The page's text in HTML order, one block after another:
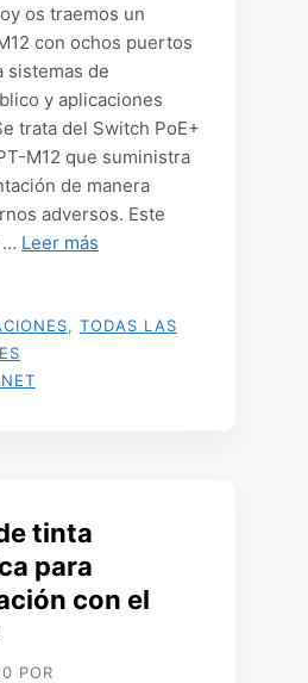
os traemos un
con ochos puertos
sistemas de
y aplicaciones
trata del Switch PoE+
M12 que suministra
de manera
adversos. Este
… Leer más
TODAS LAS
tinta
para
con el
POR